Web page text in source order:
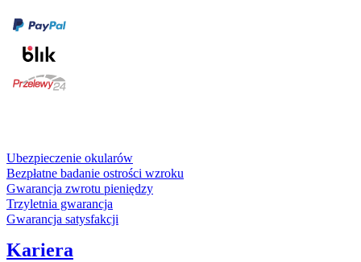
Ubezpieczenie okularów
Bezpłatne badanie ostrości wzroku
Gwarancja zwrotu pieniędzy
Trzyletnia gwarancja
Gwarancja satysfakcji
Kariera